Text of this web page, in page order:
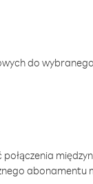
do
abonamentu